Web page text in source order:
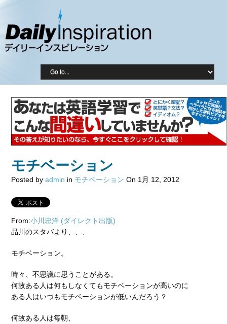
モチベーション
Posted by admin in モチベーション On 1月 12, 2012
From:小川忠洋 (ダイレクト出版)
品川のスタバより、、、
モチベーション。
時々、不思議に思うことがある。
何故ある人は何もしなくてもモチベーションが高いのに
ある人はいつもモチベーションが低いんだろう？
何故ある人は毎朝、